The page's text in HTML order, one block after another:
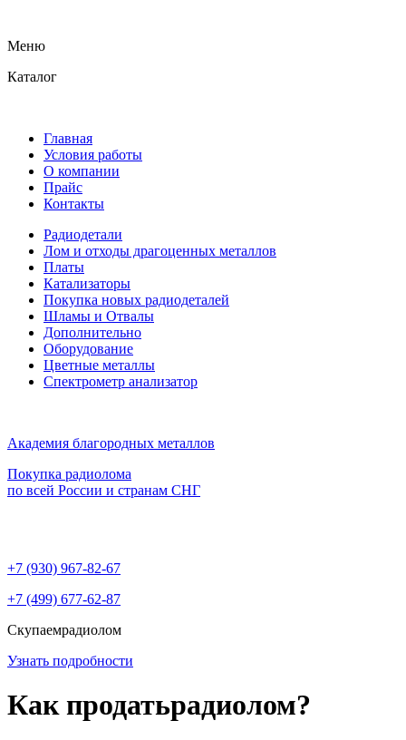
Меню
Каталог
Главная
Условия работы
О компании
Прайс
Контакты
Радиодетали
Лом и отходы драгоценных металлов
Платы
Катализаторы
Покупка новых радиодеталей
Шламы и Отвалы
Дополнительно
Оборудование
Цветные металлы
Спектрометр анализатор
Академия благородных металлов
Покупка радиолома
по всей России и странам СНГ
+7 (930) 967-82-67
+7 (499) 677-62-87
Скупаемрадиолом
Узнать подробности
Как продатьрадиолом?